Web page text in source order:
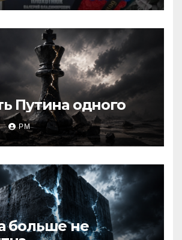
Путина одного
РМ
больше не